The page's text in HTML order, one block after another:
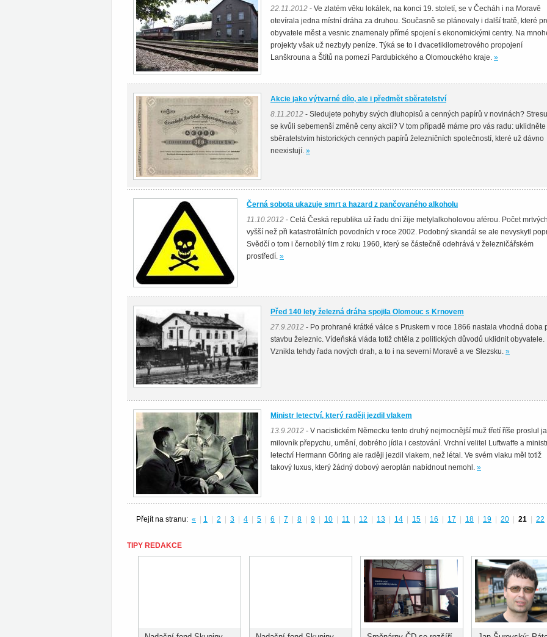
22.11.2012 - Ve zlatém věku lokálek, na konci 19. století, se v Čecháh i na Moravě
otevírala jedna místní dráha za druhou. Současně se plánovaly i další tratě, které
obyvatele měst a vesnic znamenaly přímé spojení s ekonomickými centry. Na
projekty však už nezbyly peníze. Týká se to i dvacetikilometrového propojení
Lanškrouna a Štítů na pomezí Pardubického a Olomouckého kraje. »
Akcie jako výtvarné dílo, ale i předmět sběratelství
8.11.2012 - Sledujete pohyby svých dluhopisů a cenných papírů v novinách?
se kvůli sebemenší změně ceny akcií? V tom případě máme pro vás radu: uklidněte
sběratelstvím historických cenných papírů železničních společností, které už dávno
neexistují. »
Černá sobota ukazuje smrt a hazard z pančovaného alkoholu
11.10.2012 - Celá Česká republika už řadu dní žije metylalkoholovou aférou. Počet
vyšší než při katastrofálních povodních v roce 2002. Podobný skandál se ale nevyskytl
Svědčí o tom i černobílý film z roku 1960, který se částečně odehrává v železničářském
prostředí. »
Před 140 lety železná dráha spojila Olomouc s Krnovem
27.9.2012 - Po prohrané krátké válce s Pruskem v roce 1866 nastala vhodná doba
stavbu železnic. Vídeňská vláda totiž chtěla z politických důvodů uklidnit obyvatele.
Vznikla tehdy řada nových drah, a to i na severní Moravě a ve Slezsku. »
Ministr letectví, který raději jezdil vlakem
13.9.2012 - V nacistickém Německu tento druhý nejmocnější muž třetí říše proslul
milovník přepychu, umění, dobrého jídla i cestování. Vrchní velitel Luftwaffe a
letectví Hermann Göring ale raději jezdil vlakem, než létal. Ve svém vlaku měl totiž
takový luxus, který žádný dobový aeroplán nabídnout nemohl.
»
Přejít na stranu: « 1 2 3 4 5 6 7 8 9 10 11 12 13 14 15 16 17 18 19 20 21 22
TIPY REDAKCE